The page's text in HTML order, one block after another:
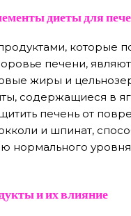
диеты для
которые
печени,
жиры и
содержащиеся в
печень от
и шпинат,
нормального
и их влияние